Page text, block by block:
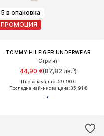
5 в опаковка
ПРОМОЦИЯ
TOMMY HILFIGER UNDERWEAR
Стринг
44,90 €(87,82 лв.³)
Първоначално: 59,90 €
Последна най-ниска цена:35,91 €